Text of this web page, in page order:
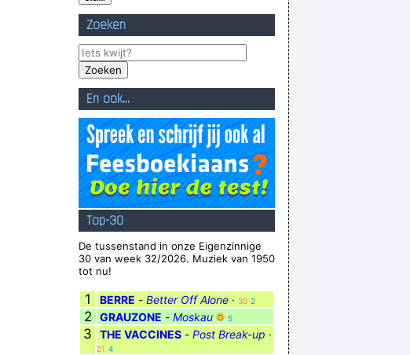
Zoeken
En ook...
Top-30
De tussenstand in onze Eigenzinnige
30 van week 32/2026. Muziek van 1950
tot nu!
1 BERRE - Better Off Alone · 30 2
2 GRAUZONE - Moskau 5
3 THE VACCINES - Post Break-up ·
21 4